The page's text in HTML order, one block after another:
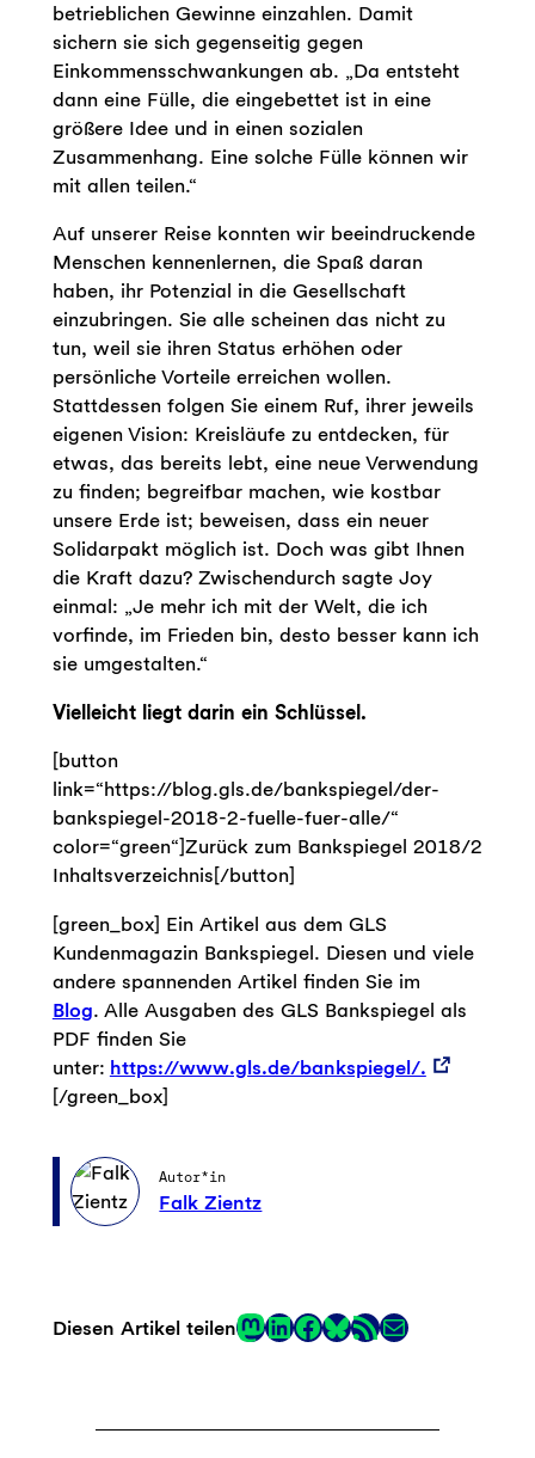
betrieblichen Gewinne einzahlen. Damit
sichern sie sich gegenseitig gegen
Einkommensschwankungen ab. „Da entsteht
dann eine Fülle, die eingebettet ist in eine
größere Idee und in einen sozialen
Zusammenhang. Eine solche Fülle können wir
mit allen teilen.“
Auf unserer Reise konnten wir beeindruckende
Menschen kennenlernen, die Spaß daran
haben, ihr Potenzial in die Gesellschaft
einzubringen. Sie alle scheinen das nicht zu
tun, weil sie ihren Status erhöhen oder
persönliche Vorteile erreichen wollen.
Stattdessen folgen Sie einem Ruf, ihrer jeweils
eigenen Vision: Kreisläufe zu entdecken, für
etwas, das bereits lebt, eine neue Verwendung
zu finden; begreifbar machen, wie kostbar
unsere Erde ist; beweisen, dass ein neuer
Solidarpakt möglich ist. Doch was gibt Ihnen
die Kraft dazu? Zwischendurch sagte Joy
einmal: „Je mehr ich mit der Welt, die ich
vorfinde, im Frieden bin, desto besser kann ich
sie umgestalten.“
Vielleicht liegt darin ein Schlüssel.
[button
link=“https://blog.gls.de/bankspiegel/der-
bankspiegel-2018-2-fuelle-fuer-alle/“
color=“green“]Zurück zum Bankspiegel 2018/2
Inhaltsverzeichnis[/button]
[green_box] Ein Artikel aus dem GLS
Kundenmagazin Bankspiegel. Diesen und viele
andere spannenden Artikel finden Sie im
Blog. Alle Ausgaben des GLS Bankspiegel als
PDF finden Sie
unter: https://www.gls.de/bankspiegel/.
[/green_box]
Autor*in
Falk Zientz
Diesen Artikel teilenMastodon
LinkedIn
Facebook
LinkRSS-Feed
E-Mail